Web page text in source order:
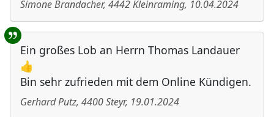
Simone Brandacher, 4442Kleinraming, 10.04.2024
Ein großes Lob an Herrn Thomas Landauer
👍
Bin sehr zufrieden mit dem Online Kündigen.
Gerhard Putz, 4400Steyr, 19.01.2024